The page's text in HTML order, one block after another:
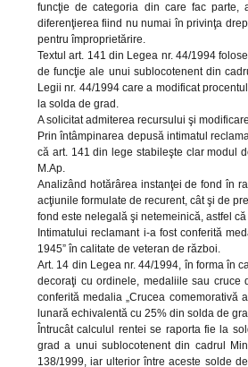
funcţie de categoria din care fac parte,
diferenţierea fiind nu numai în privinţa
pentru împroprietărire.
Textul art. 141 din Legea nr. 44/1994
de funcţie ale unui sublocotenent din
Legii nr. 44/1994 care a modificat
la solda de grad.
A solicitat admiterea recursului şi
Prin întâmpinarea depusă intimatul
că art. 141 din lege stabileşte clar modul
M.Ap.
Analizând hotărârea instanţei de fond în
acţiunile formulate de recurent, cât şi de
fond este nelegală şi netemeinică, astfel
Intimatului reclamant i-a fost conferită
1945” în calitate de veteran de război.
Art. 14 din Legea nr. 44/1994, în forma în
decoraţi cu ordinele, medaliile sau
conferită medalia „Crucea
lunară echivalentă cu 25% din solda de
Întrucât calculul rentei se raporta fie la
grad a unui sublocotenent din cadrul
138/1999, iar ulterior între aceste solde